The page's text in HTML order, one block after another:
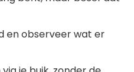
en observeer wat er